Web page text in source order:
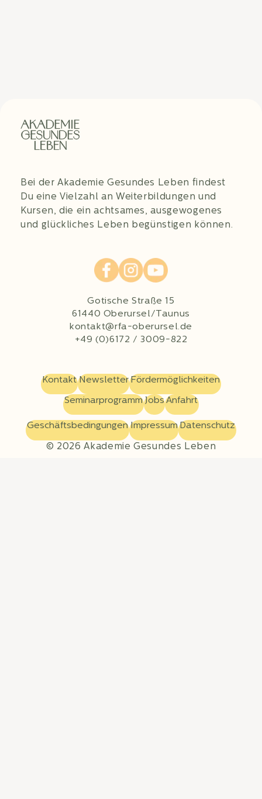
Kontakt Newsletter Fördermöglichkeiten
Seminarprogramm Jobs Anfahrt
Gotische Straße 15
61440 Oberursel/Taunus
kontakt@rfa-oberursel.de
+49 (0)6172 / 3009-822
Bei der Akademie Gesundes Leben findest
Du eine Vielzahl an Weiterbildungen und
Kursen, die ein achtsames, ausgewogenes
und glückliches Leben begünstigen können.
© 2026 Akademie Gesundes Leben
Geschäftsbedingungen Impressum Datenschutz